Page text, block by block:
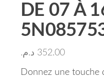
DE 07 À
352.00 د.م.
Donnez une touche